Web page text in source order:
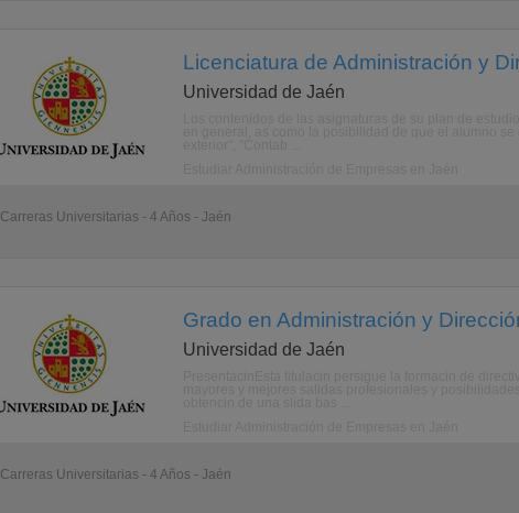
Licenciatura de Administración y
Universidad de Jaén
Carreras Universitarias - 4 Años - Jaén
Grado en Administración y
Universidad de Jaén
Carreras Universitarias - 4 Años - Jaén